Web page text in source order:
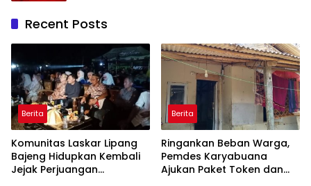
Recent Posts
Berita
Komunitas Laskar Lipang
Bajeng Hidupkan Kembali
Jejak Perjuangan
Berita
Ringankan Beban Warga,
Pemdes Karyabuana
Ajukan Paket Token dan